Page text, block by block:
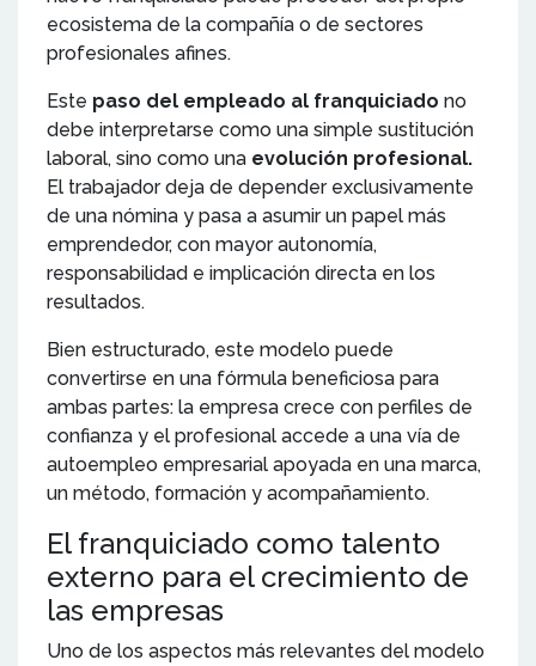
ecosistema de la compañía o de sectores
profesionales afines.
Este paso del empleado al franquiciado no
debe interpretarse como una simple sustitución
laboral, sino como una evolución profesional.
El trabajador deja de depender exclusivamente
de una nómina y pasa a asumir un papel más
emprendedor, con mayor autonomía,
responsabilidad e implicación directa en los
resultados.
Bien estructurado, este modelo puede
convertirse en una fórmula beneficiosa para
ambas partes: la empresa crece con perfiles de
confianza y el profesional accede a una vía de
autoempleo empresarial apoyada en una marca,
un método, formación y acompañamiento.
El franquiciado como talento
externo para el crecimiento de
las empresas
Uno de los aspectos más relevantes del modelo